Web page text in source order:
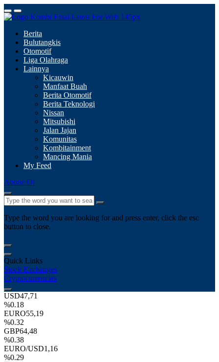
Berita
Bulutangkis
Otomotif
Liga Olahraga
Lainnya
Kicauwin
Manfaat Buah
Berita Otomotif
Berita Teknologi
Nissan
Mitsubishi
Jalan Jajan
Komunitas
Kombitainment
Mancing Mania
My Feed
Abone Ol
Type the word you are looking for and press enter, click the esc
button to close.
Quick Links
Stock Exchanges
Cryptocurrencies
USD47,71
%0.18
EURO55,19
%0.32
GBP64,48
%0.38
EURO/USD1,16
%0.29